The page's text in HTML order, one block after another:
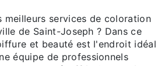
meilleurs services de coloration
de Saint-Joseph ? Dans ce
et beauté est l'endroit idéal
équipe de professionnels